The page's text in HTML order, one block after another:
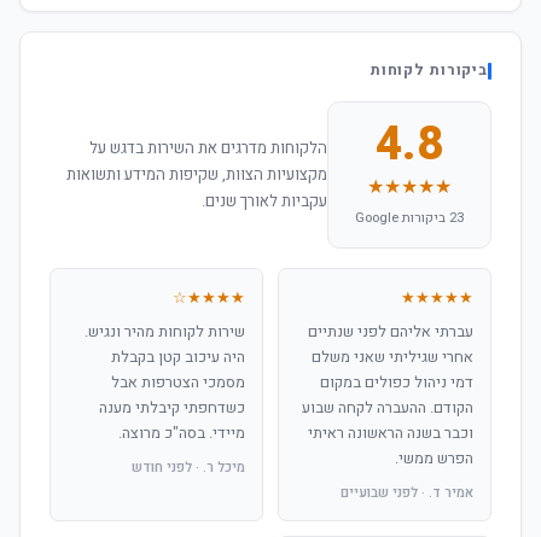
ביקורות לקוחות
4.8
★★★★★
23 ביקורות Google
הלקוחות מדרגים את השירות בדגש על
מקצועיות הצוות, שקיפות המידע ותשואות
עקביות לאורך שנים.
★★★★★
עברתי אליהם לפני שנתיים
אחרי שגיליתי שאני משלם
דמי ניהול כפולים במקום
הקודם. ההעברה לקחה שבוע
וכבר בשנה הראשונה ראיתי
הפרש ממשי.
אמיר ד. · לפני שבועיים
★★★★☆
שירות לקוחות מהיר ונגיש.
היה עיכוב קטן בקבלת
מסמכי הצטרפות אבל
כשדחפתי קיבלתי מענה
מיידי. בסה"כ מרוצה.
מיכל ר. · לפני חודש